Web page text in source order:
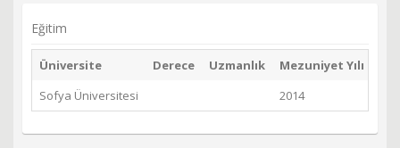
Eğitim
Üniversite Derece Uzmanlık
Mezuniyet Yılı
Sofya Üniversitesi
2014